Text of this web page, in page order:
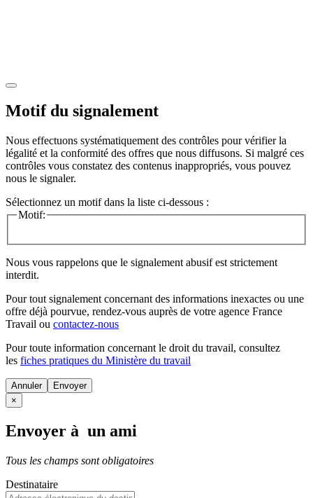
Motif du signalement
Nous effectuons systématiquement des contrôles pour vérifier la
légalité et la conformité des offres que nous diffusons. Si malgré ces
contrôles vous constatez des contenus inappropriés, vous pouvez
nous le signaler.
Sélectionnez un motif dans la liste ci-dessous :
Motif:
Nous vous rappelons que le signalement abusif est strictement
interdit.
Pour tout signalement concernant des informations inexactes ou une
offre déjà pourvue, rendez-vous auprès de votre agence France
Travail ou contactez-nous
Pour toute information concernant le droit du travail, consultez
les fiches pratiques du Ministère du travail
Annuler
×
Envoyer à un ami
Tous les champs sont obligatoires
Destinataire